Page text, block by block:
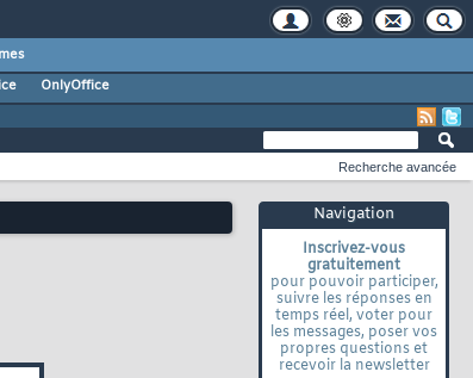
OnlyOffice
Navigation
Inscrivez-vous
gratuitement
pour pouvoir participer,
suivre les réponses en
temps réel, voter pour
les messages, poser vos
propres questions et
recevoir la newsletter
Recherche avancée